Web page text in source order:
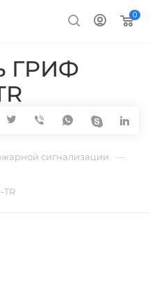
0
ГРИФ
сигнализации —